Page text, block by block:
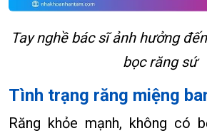
Tay nghề bác sĩ ảnh hưởng
bọc răng sứ
Tình trạng răng miệng
Răng khỏe mạnh, không có